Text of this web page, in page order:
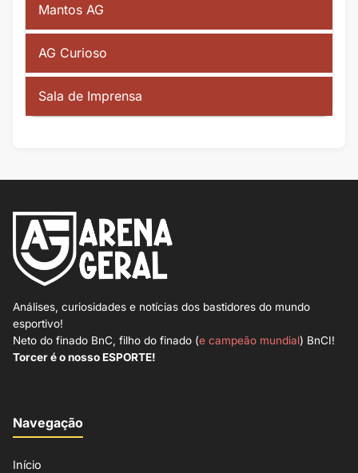
Mantos AG
AG Curioso
Sala de Imprensa
Análises, curiosidades e notícias dos bastidores do mundo
esportivo!
Neto do finado BnC, filho do finado (e campeão mundial) BnCI!
Torcer é o nosso ESPORTE!
Navegação
Início